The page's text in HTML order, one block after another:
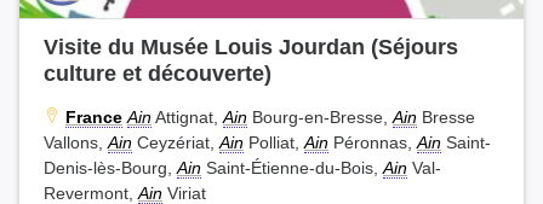
Visite du Musée Louis Jourdan (Séjours
culture et découverte)
France AinAttignat, Ain Bourg-en-Bresse, Ain Bresse
Vallons, Ain Ceyzériat, Ain Polliat, Ain Péronnas, Ain Saint-
Denis-lès-Bourg, Ain Saint-Étienne-du-Bois, Ain Val-
Revermont, Ain Viriat